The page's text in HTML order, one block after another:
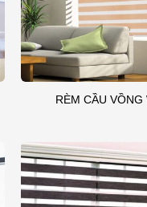
RÈM CẦU VỒNG